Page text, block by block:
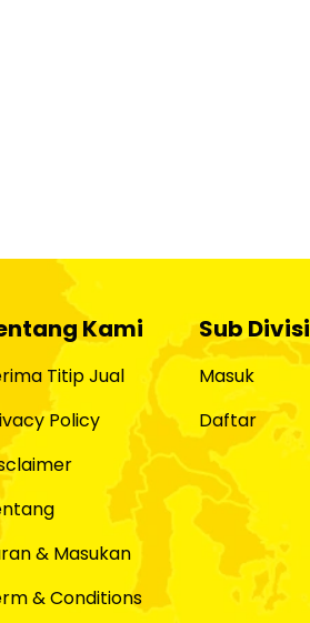
Kami
Titip Jual
Policy
& Masukan
& Conditions
Sub Divisi
Masuk
Daftar